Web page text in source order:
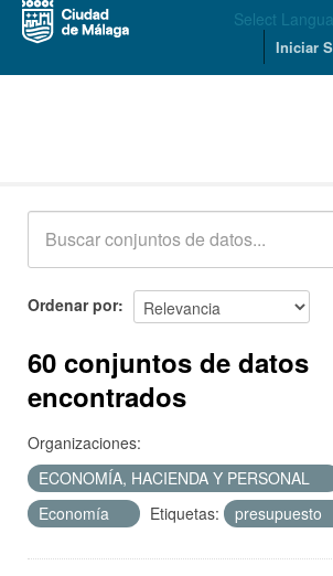
Select
Iniciar
Acerca de
Ordenar por
60 conjuntos de datos
encontrados
Organizaciones:
ECONOMÍA, HACIENDA Y PERSONAL
Economía
Etiquetas: presupuesto